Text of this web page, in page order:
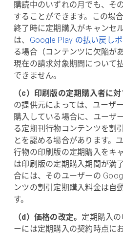
購読中のいずれの月でも、そ
することができます。この場
終了時に定期購入がキャンセ
は、 Google Play の払い戻し
る場合（コンテンツに欠陥が
現在の請求対象期間について
できません。
（c）印刷版の定期購入者に対
の提供元によっては、ユーザ
購入している場合に、ユーザ
る定期刊行物コンテンツを割
とを認める場合があります。
行物の印刷版の定期購入をキ
は印刷版の定期購入期間が満
合には、そのユーザーの
ンツの割引定期購入料金は自
す。
（d）価格の改定。 定期購入
ーには定期購入の契約時点に